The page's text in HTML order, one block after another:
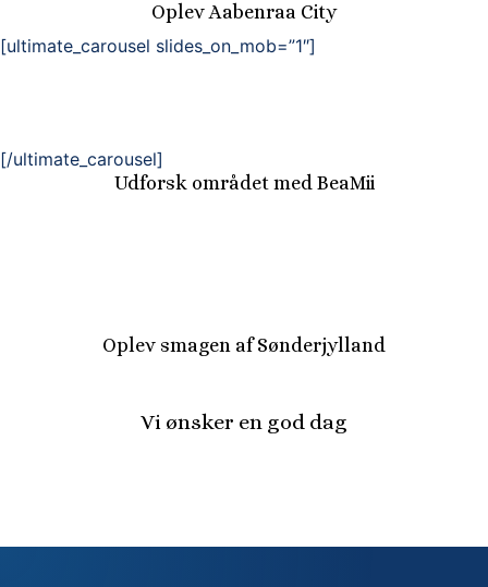
Oplev Aabenraa City
[ultimate_carousel slides_on_mob=”1″]
[/ultimate_carousel]
Udforsk området med BeaMii
Oplev smagen af Sønderjylland
Vi ønsker en god dag